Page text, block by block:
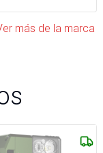
más de la marca